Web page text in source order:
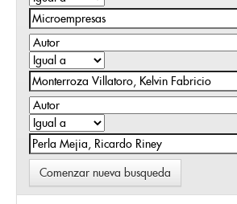
Comenzar nueva busqueda